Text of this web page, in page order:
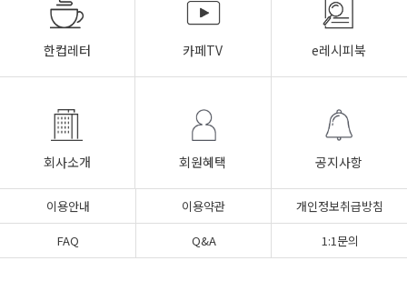
한컵레터 카페TV e레시피북
회사소개 회원혜택 공지사항
이용안내 이용약관
개인정보취급방침
FAQ
Q&A 1:1문의